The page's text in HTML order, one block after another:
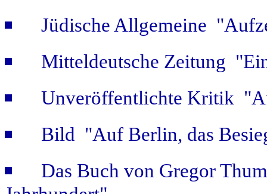
Jüdische Allgemeine
Mitteldeutsche Zeitung
Unveröffentlichte Kritik
Bild "Auf Berlin, das
Das Buch von Gregor